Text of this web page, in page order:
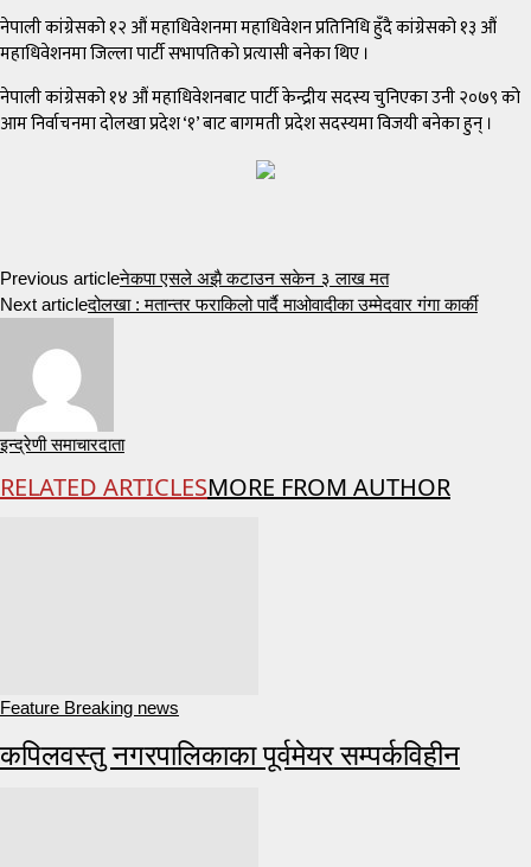
नेपाली कांग्रेसको १२ औं महाधिवेशनमा महाधिवेशन प्रतिनिधि हुँदै कांग्रेसको १३ औं
महाधिवेशनमा जिल्ला पार्टी सभापतिको प्रत्यासी बनेका थिए ।
नेपाली कांग्रेसको १४ औं महाधिवेशनबाट पार्टी केन्द्रीय सदस्य चुनिएका उनी २०७९ को
आम निर्वाचनमा दोलखा प्रदेश ‘१’ बाट बागमती प्रदेश सदस्यमा विजयी बनेका हुन् ।
Previous articleनेकपा एसले अझै कटाउन सकेन ३ लाख मत
Next articleदोलखा : मतान्तर फराकिलो पार्दै माओवादीका उम्मेदवार गंगा कार्की
इन्द्रेणी समाचारदाता
RELATED ARTICLESMORE FROM AUTHOR
Feature Breaking news
कपिलवस्तु नगरपालिकाका पूर्वमेयर सम्पर्कविहीन